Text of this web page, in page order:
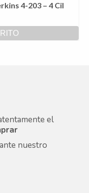
4-203 – 4 Cil
el
nuestro